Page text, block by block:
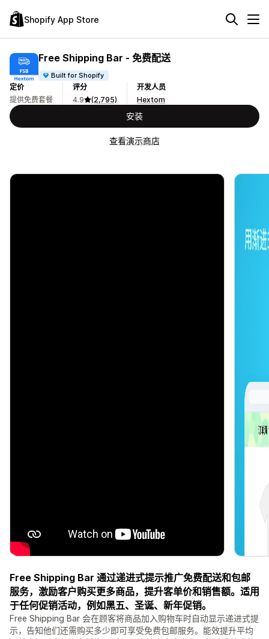
Shopify App Store
Free Shipping Bar ‑ 免费配送
Built for Shopify
定价
提供免费套餐
评分
4.9
(2,795)
开发人员
Hextom
安装
查看演示商店
Free Shipping Bar 通过递进式提示推广免费配送和包邮
服务，激励客户购买更多商品，提升客单价和销售额。适用
于任何促销活动，例如黑五、圣诞、新年促销。
Free Shipping Bar 会在顾客将商品加入购物车时自动显示递进式提
示，告知他们还需购买多少即可享受免费包邮服务。能效提升平均